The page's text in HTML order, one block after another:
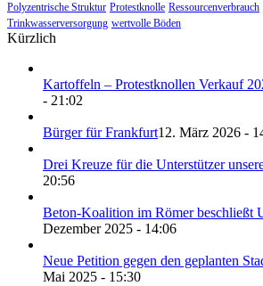
Polyzentrische Struktur Protestknolle Ressourcenverbrauch
Trinkwasserversorgung wertvolle Böden
Kürzlich
Kartoffeln – Protestknollen Verkauf
- 21:02
Bürger für Frankfurt12. März 2026 -
Drei Kreuze für die Unterstützer
20:56
Beton-Koalition im Römer beschließt
Dezember 2025 - 14:06
Neue Petition gegen den geplanten
Mai 2025 - 15:30